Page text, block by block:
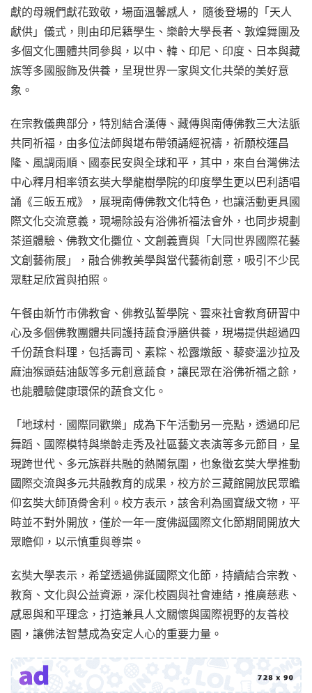
獻的母親們獻花致敬，場面溫馨感人， 隨後登場的「天人
獻供」儀式，則由印尼籍學生、樂齡大學長者、敦煌舞團及
多個文化團體共同參與，以中、韓、印尼、印度、日本與藏
族等多國服飾及供養，呈現世界一家與文化共榮的美好意
象。
在宗教儀典部分，特別結合漢傳、藏傳與南傳佛教三大法脈
共同祈福，由多位法師與堪布帶領誦經祝禱，祈願校運昌
隆、風調雨順、國泰民安與全球和平，其中，來自台灣佛法
中心釋月相率領玄奘大學龍樹學院的印度學生更以巴利語唱
誦《三皈五戒》，展現南傳佛教文化特色，也讓活動更具國
際文化交流意義，現場除設有浴佛祈福法會外，也同步規劃
茶道體驗、佛教文化攤位、文創義賣與「大同世界國際花藝
文創藝術展」，融合佛教美學與當代藝術創意，吸引不少民
眾駐足欣賞與拍照。
午餐由新竹市佛教會、佛教弘誓學院、雲來社會教育研習中
心及多個佛教團體共同護持蔬食淨膳供養，現場提供超過四
千份蔬食料理，包括壽司、素粽、松露燉飯、藜麥溫沙拉及
麻油猴頭菇油飯等多元創意蔬食，讓民眾在浴佛祈福之餘，
也能體驗健康環保的蔬食文化。
「地球村．國際同歡樂」成為下午活動另一亮點，透過印尼
舞蹈、國際模特與樂齡走秀及社區藝文表演等多元節目，呈
現跨世代、多元族群共融的熱鬧氛圍，也象徵玄奘大學推動
國際交流與多元共融教育的成果，校方於三藏館開放民眾瞻
仰玄奘大師頂骨舍利。校方表示，該舍利為國寶級文物，平
時並不對外開放，僅於一年一度佛誕國際文化節期間開放大
眾瞻仰，以示慎重與尊崇。
玄奘大學表示，希望透過佛誕國際文化節，持續結合宗教、
教育、文化與公益資源，深化校園與社會連結，推廣慈悲、
感恩與和平理念，打造兼具人文關懷與國際視野的友善校
園，讓佛法智慧成為安定人心的重要力量。